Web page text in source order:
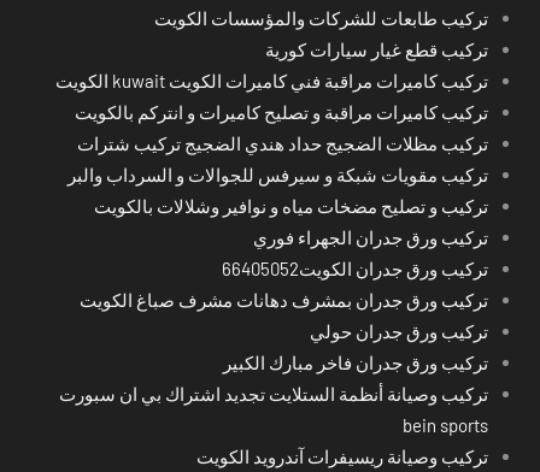
تركيب طابعات للشركات والمؤسسات الكويت
تركيب قطع غيار سيارات كورية
تركيب كاميرات مراقبة فني كاميرات الكويت kuwait الكويت
تركيب كاميرات مراقبة و تصليح كاميرات و انتركم بالكويت
تركيب مظلات الضجيج حداد هندي الضجيج تركيب شترات
تركيب مقويات شبكة و سيرفس للجوالات و السرداب والبر
تركيب و تصليح مضخات مياه و نوافير وشلالات بالكويت
تركيب ورق جدران الجهراء فوري
تركيب ورق جدران الكويت66405052
تركيب ورق جدران بمشرف دهانات مشرف صباغ الكويت
تركيب ورق جدران حولي
تركيب ورق جدران فاخر مبارك الكبير
تركيب وصيانة أنظمة الستلايت تجديد اشتراك بي ان سبورت
bein sports
تركيب وصيانة ريسيفرات آندرويد الكويت